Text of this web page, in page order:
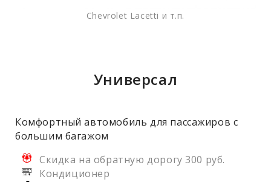
Chevrolet Lacetti и т.п.
Универсал
Комфортный автомобиль для пассажиров с
большим багажом
Скидка на обратную дорогу 300 руб.
Кондиционер